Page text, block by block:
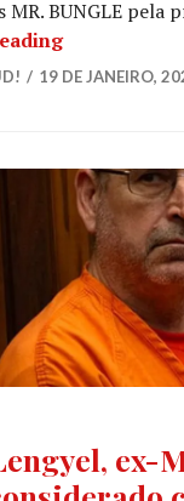
BUNGLE pela
MR.
19 DE JANEIRO,
ex-